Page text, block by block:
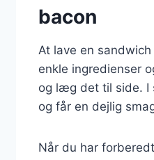
bacon
At lave en
enkle ingredienser
og læg det til side. I
og får en dejlig
Når du har